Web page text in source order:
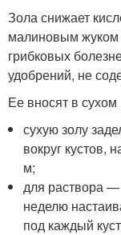
Зола снижает
малиновым жуком
грибковых
удобрений, не
Ее вносят в
сухую золу
вокруг кустов,
м;
для раствора
неделю
под каждый